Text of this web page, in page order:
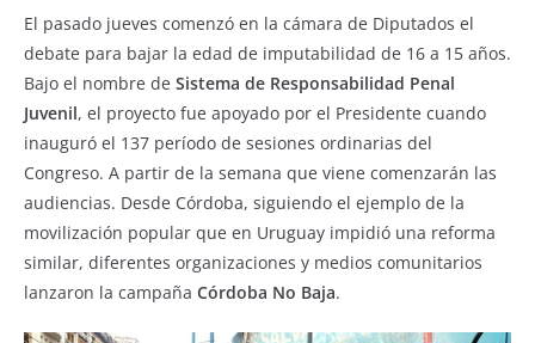
El pasado jueves comenzó en la cámara de Diputados el
debate para bajar la edad de imputabilidad de 16 a 15 años.
Bajo el nombre de Sistema de Responsabilidad Penal
Juvenil, el proyecto fue apoyado por el Presidente cuando
inauguró el 137 período de sesiones ordinarias del
Congreso. A partir de la semana que viene comenzarán las
audiencias. Desde Córdoba, siguiendo el ejemplo de la
movilización popular que en Uruguay impidió una reforma
similar, diferentes organizaciones y medios comunitarios
lanzaron la campaña Córdoba No Baja.